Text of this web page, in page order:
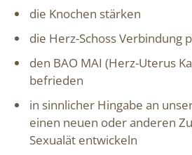
die Knochen stärken
die Herz-Schoss Verbindung
den BAO MAI (Herz-Uterus
befrieden
in sinnlicher Hingabe an
einen neuen oder anderen
Sexualät entwickeln